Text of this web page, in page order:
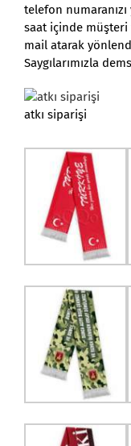
telefon
saat içinde
mail atarak
Saygılarımızla
atkı siparişi